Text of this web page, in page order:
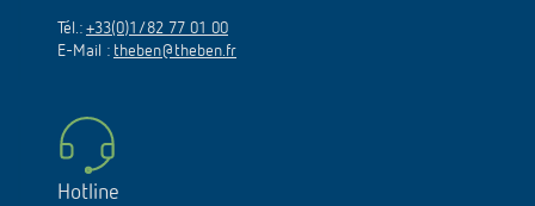
Tél.: +33(0)1/82 77 01 00
E-Mail : theben@theben.fr
Hotline